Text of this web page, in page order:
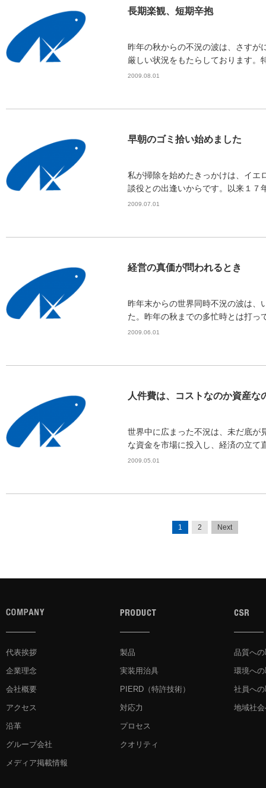
長期楽観、短期辛抱
昨年の秋からの不況の波は、さすが
厳しい状況をもたらしております。
2009.08.01
早朝のゴミ拾い始めました
私が掃除を始めたきっかけは、イエ
談役との出逢いからです。以来１７
2009.07.01
経営の真価が問われるとき
昨年末からの世界同時不況の波は、
た。昨年の秋までの多忙時とは打っ
2009.06.01
人件費は、コストなのか資産な
世界中に広まった不況は、未だ底が
な資金を市場に投入し、経済の立て
2009.05.01
1 2 Next
代表挨拶
企業理念
会社概要
アクセス
沿革
グループ会社
メディア掲載情報
製品
実装用治具
PIERD （特許技術）
対応力
プロセス
クオリティ
品質へ
環境へ
社員へ
地域社